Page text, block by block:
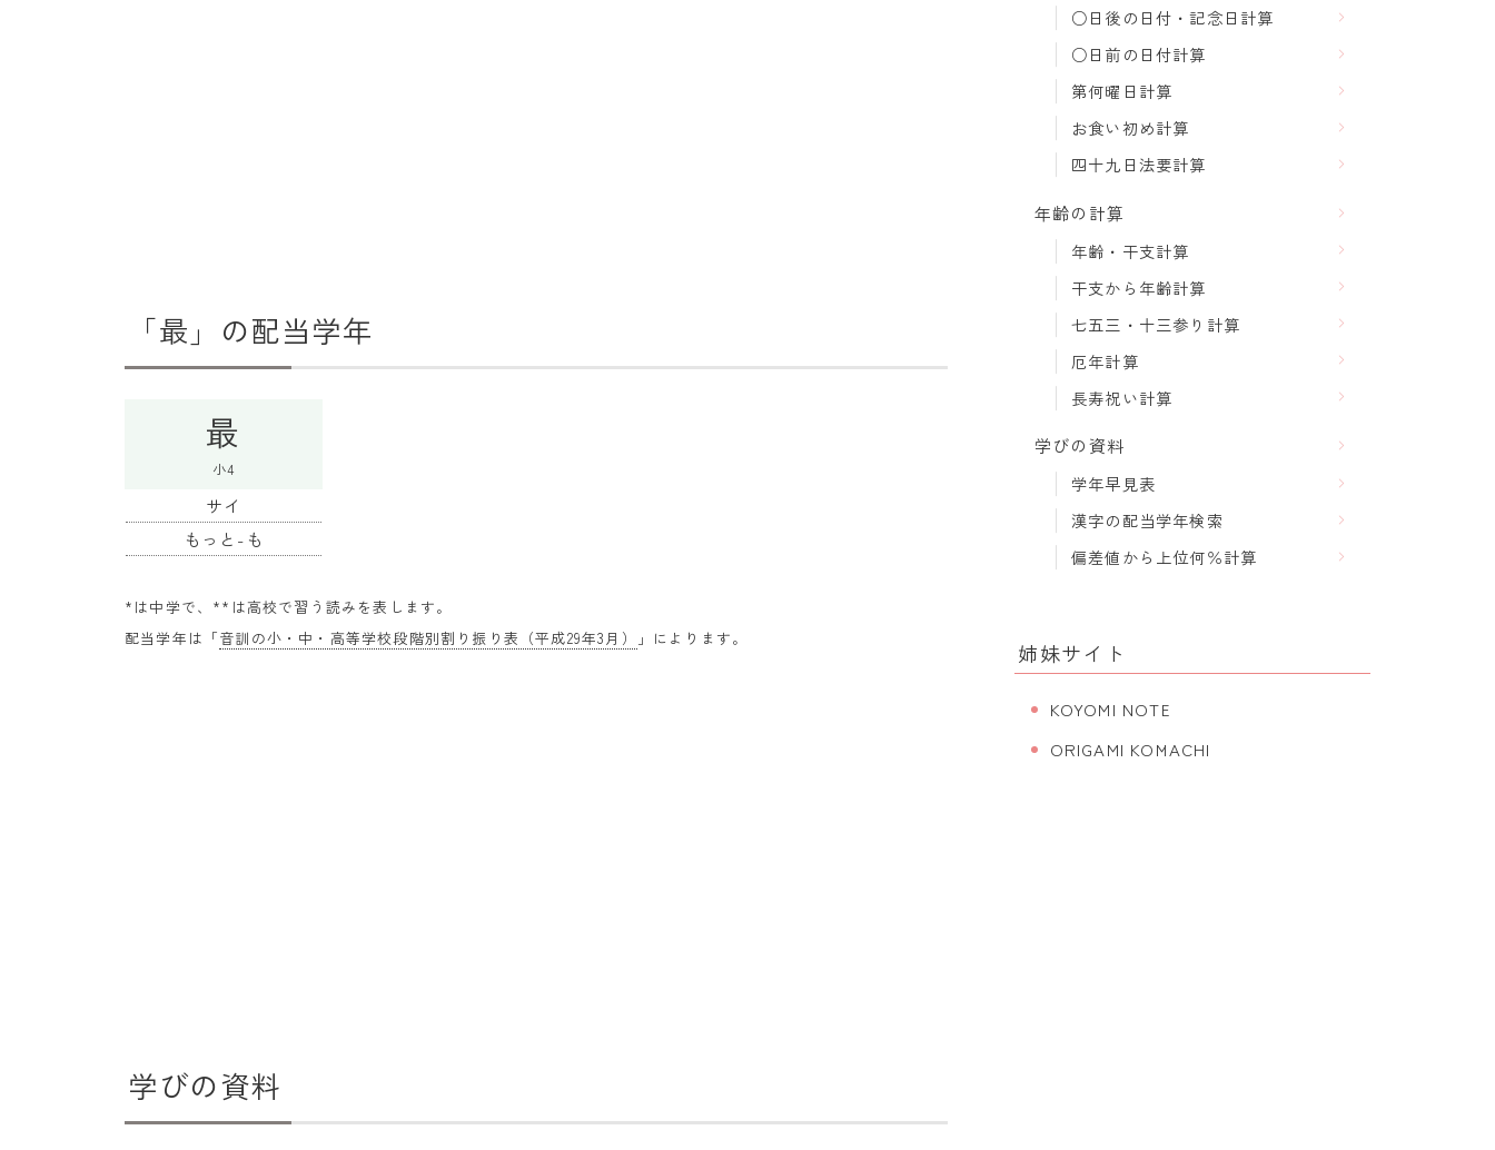
「最」の配当学年
最
小4
サイ
もっと-も
*は中学で、**は高校で習う読みを表します。
配当学年は「音訓の小・中・高等学校段階別割り振り表（平成29年3月） 」によります。
学びの資料
○日後の日付・記念日計算
○日前の日付計算
第何曜日計算
お食い初め計算
四十九日法要計算
年齢の計算
年齢・干支計算
干支から年齢計算
七五三・十三参り計算
厄年計算
長寿祝い計算
学びの資料
学年早見表
漢字の配当学年検索
偏差値から上位何％計算
姉妹サイト
KOYOMI NOTE
ORIGAMI KOMACHI